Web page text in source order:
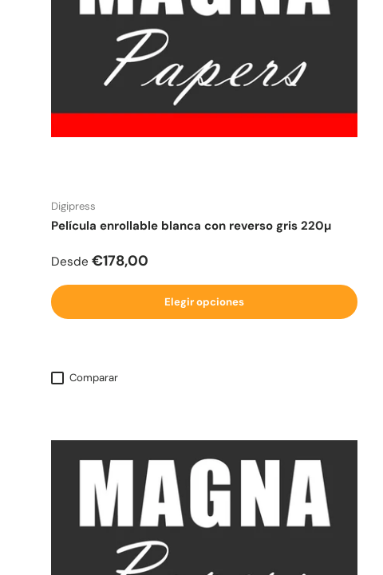
Digipress
Película enrollable blanca con reverso gris 220µ
Precio normal
Desde €178,00
Elegir opciones
Comparar